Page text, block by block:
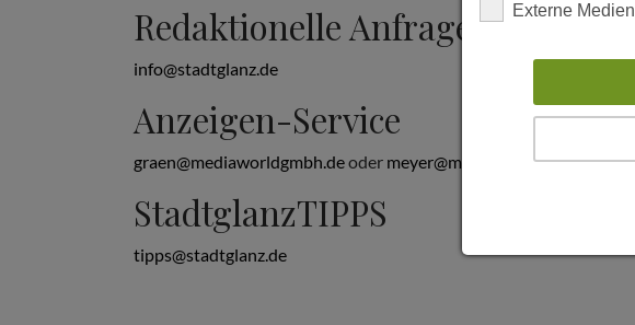
Redaktionelle Anfragen
info@stadtglanz.de
Anzeigen-Service
graen@mediaworldgmbh.deoder meyer@mediaworldgmbh.de
StadtglanzTIPPS
tipps@stadtglanz.de
Externe Medien